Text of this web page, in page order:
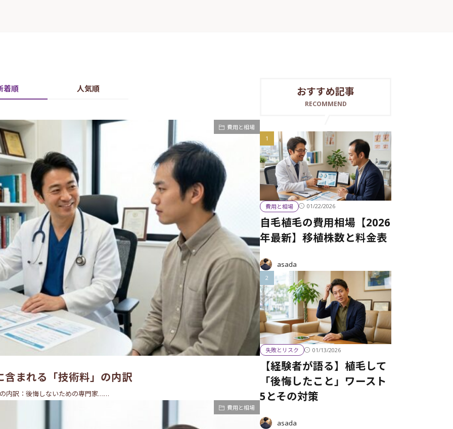
着順 人気順
費用と相場
まれる「技術料」の内訳
内訳：後悔しないための専門家……
費用と相場
おすすめ記事
RECOMMEND
費用と相場 01/22/2026
自毛植毛の費用相場【2026
年最新】移植株数と料金表
asada
失敗とリスク 01/13/2026
【経験者が語る】植毛して
「後悔したこと」ワースト
5とその対策
asada